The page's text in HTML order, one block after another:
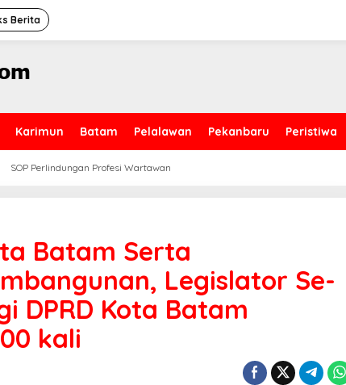
Berita
Karimun Batam Pelalawan Pekanbaru Peristiwa
SOP Perlindungan Profesi Wartawan
Batam Serta
Legislator Se-
DPRD Kota Batam
kali